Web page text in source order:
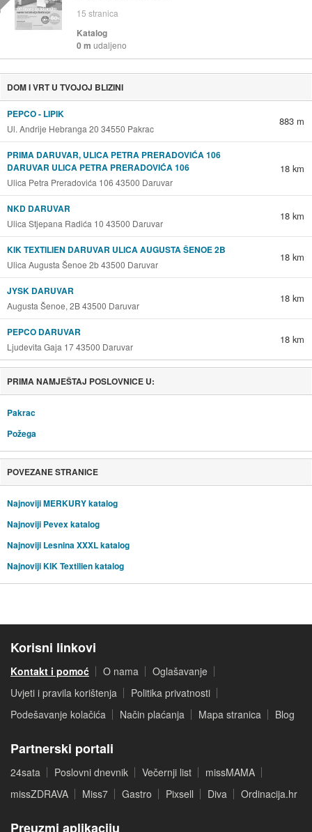
15 stranica
Katalog
0 m udaljeno
DOM I VRT U TVOJOJ BLIZINI
PEPCO - LIPIK
Ul. Andrije Hebranga 20 34550 Pakrac
883 m
PRIMA DARUVAR, ULICA PETRA PRERADOVIĆA 106
DARUVAR ULICA PETRA PRERADOVIĆA 106
Ulica Petra Preradovića 106 43500 Daruvar
18 km
NKD DARUVAR
Ulica Stjepana Radića 10 43500 Daruvar
18 km
KIK TEXTILIEN DARUVAR ULICA AUGUSTA ŠENOE 2B
Ulica Augusta Šenoe 2b 43500 Daruvar
18 km
JYSK DARUVAR
Augusta Šenoe, 2B 43500 Daruvar
18 km
PEPCO DARUVAR
Ljudevita Gaja 17 43500 Daruvar
18 km
PRIMA NAMJEŠTAJ POSLOVNICE U:
Pakrac
Požega
POVEZANE STRANICE
Najnoviji MERKURY katalog
Najnoviji Pevex katalog
Najnoviji Lesnina XXXL katalog
Najnoviji KIK Textilien katalog
Korisni linkovi
Kontakt i pomoć O nama
Oglašavanje
Uvjeti i pravila korištenja
Politika privatnosti
Podešavanje kolačića
Način plaćanja Mapa stranica Blog
Partnerski portali
24sata Poslovni dnevnik Večernji list
missMAMA
missZDRAVA
Miss7 Gastro Pixsell Diva Ordinacija.hr
Preuzmi aplikaciju